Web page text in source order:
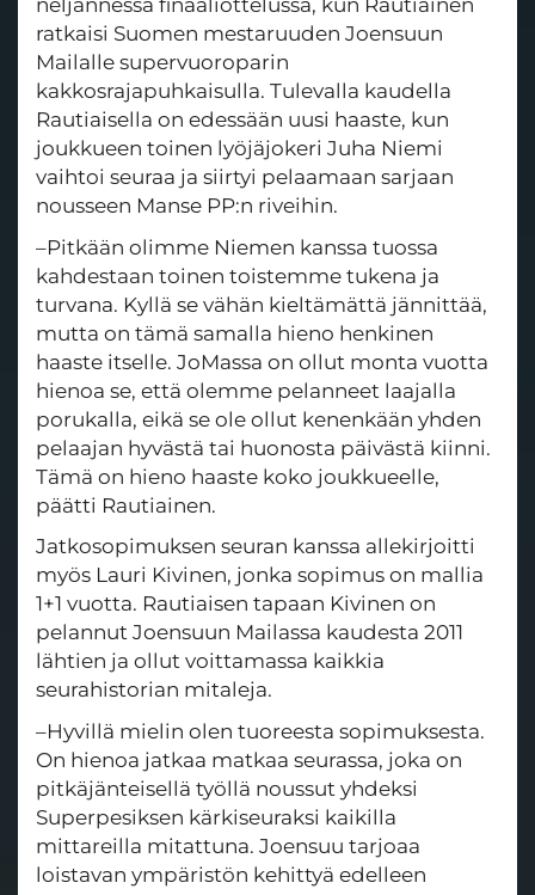
neljännessä finaaliottelussa, kun Rautiainen
ratkaisi Suomen mestaruuden Joensuun
Mailalle supervuoroparin
kakkosrajapuhkaisulla. Tulevalla kaudella
Rautiaisella on edessään uusi haaste, kun
joukkueen toinen lyöjäjokeri Juha Niemi
vaihtoi seuraa ja siirtyi pelaamaan sarjaan
nousseen Manse PP:n riveihin.
–Pitkään olimme Niemen kanssa tuossa
kahdestaan toinen toistemme tukena ja
turvana. Kyllä se vähän kieltämättä jännittää,
mutta on tämä samalla hieno henkinen
haaste itselle. JoMassa on ollut monta vuotta
hienoa se, että olemme pelanneet laajalla
porukalla, eikä se ole ollut kenenkään yhden
pelaajan hyvästä tai huonosta päivästä kiinni.
Tämä on hieno haaste koko joukkueelle,
päätti Rautiainen.
Jatkosopimuksen seuran kanssa allekirjoitti
myös Lauri Kivinen, jonka sopimus on mallia
1+1 vuotta. Rautiaisen tapaan Kivinen on
pelannut Joensuun Mailassa kaudesta 2011
lähtien ja ollut voittamassa kaikkia
seurahistorian mitaleja.
–Hyvillä mielin olen tuoreesta sopimuksesta.
On hienoa jatkaa matkaa seurassa, joka on
pitkäjänteisellä työllä noussut yhdeksi
Superpesiksen kärkiseuraksi kaikilla
mittareilla mitattuna. Joensuu tarjoaa
loistavan ympäristön kehittyä edelleen